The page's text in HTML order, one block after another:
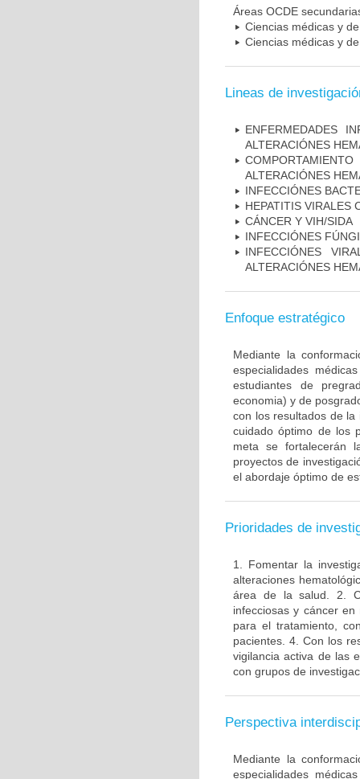
Áreas OCDE
Ciencias médicas y
Ciencias médicas y
Lineas de
ENFERMEDADES
ALTERACIÓNES
ALTERACIÓNES
INFECCIÓNES
HEPATITIS VIRALES
CÁNCER Y VIH/SIDA
INFECCIÓNES
INFECCIÓNES
ALTERACIÓNES
Enfoque estratégico
Mediante la
especialidades
estudiantes de
economia) y de
con los resultados de
cuidado óptimo de los
meta se fortalecerán
proyectos de
el abordaje óptimo de
Prioridades de
1. Fomentar la
alteraciones
área de la salud. 2.
infecciosas y cáncer
para el tratamiento,
pacientes. 4. Con los
vigilancia activa de las
con grupos de
Perspectiva
Mediante la
especialidades